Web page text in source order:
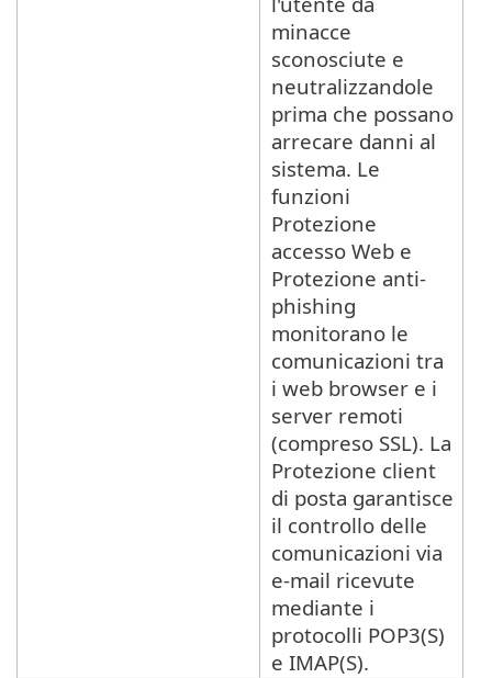
minacce
sconosciute e
neutralizzandole
prima che possano
arrecare danni al
sistema. Le
funzioni
Protezione
accesso Web e
Protezione anti-
phishing
monitorano le
comunicazioni tra
i web browser e i
server remoti
(compreso SSL). La
Protezione client
di posta garantisce
il controllo delle
comunicazioni via
e-mail ricevute
mediante i
protocolli POP3(S)
e IMAP(S).